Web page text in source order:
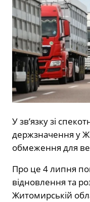
У зв’язку зі
держзначення у
обмеження для
Про це 4 липня
відновлення та
Житомирській